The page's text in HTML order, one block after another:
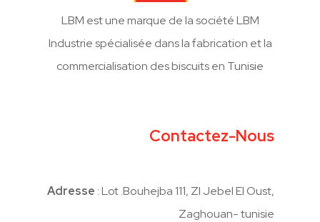
LBM est une marque de la société LBM
Industrie spécialisée dans la fabrication et la
commercialisation des biscuits en Tunisie
Contactez-Nous
Adresse : Lot .Bouhejba 111, ZI Jebel El Oust,
Zaghouan- tunisie